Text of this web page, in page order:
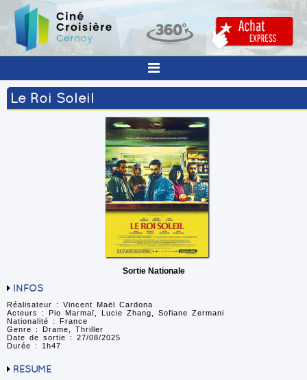
Le Roi Soleil
Sortie Nationale
INFOS
Réalisateur : Vincent Maël Cardona
Acteurs : Pio Marmaï, Lucie Zhang, Sofiane Zermani
Nationalité : France
Genre : Drame, Thriller
Date de sortie : 27/08/2025
Durée : 1h47
RÉSUMÉ